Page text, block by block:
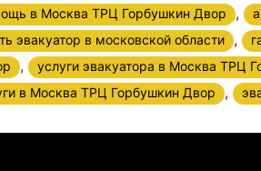
в Москва ТРЦ Горбушкин Двор ,
эвакуатор в московской области ,
, услуги эвакуатора в Москва ТРЦ
в Москва ТРЦ Горбушкин Двор ,